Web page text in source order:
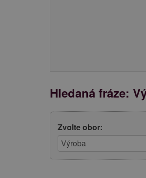
Hledaná fráze:
Zvolte obor: